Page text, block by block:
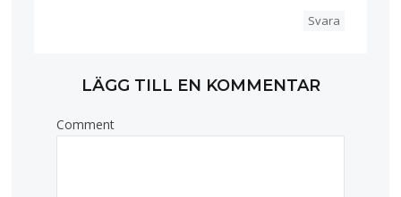
Svara
LÄGG TILL EN KOMMENTAR
Comment